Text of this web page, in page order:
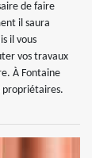
de faire
il saura
il vous
vos travaux
À Fontaine
propriétaires.